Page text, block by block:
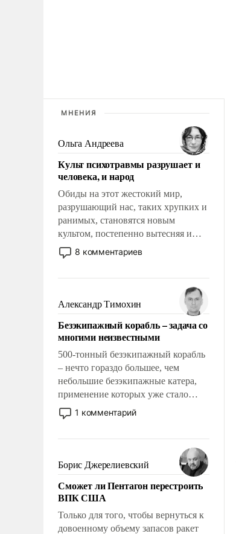
МНЕНИЯ
Ольга Андреева
Культ психотравмы разрушает и
человека, и народ
Обиды на этот жестокий мир,
разрушающий нас, таких хрупких и
ранимых, становятся новым
культом, постепенно вытесняя и
отменяя традиционное требование к
человеку – быть мужественным и
на себя ответственность, помогать
слабым, идти вперед и
адаптироваться.
8 комментариев
Александр Тимохин
Безэкипажный корабль – задача со
многими неизвестными
500-тонный безэкипажный корабль
– нечто гораздо большее, чем
небольшие безэкипажные катера,
применение которых уже стало
обыденностью. Задача по созданию
такого корабля очень сложна и
реализация радикально поднимет
наши боевые возможности.
1 комментарий
Борис Джерелиевский
Сможет ли Пентагон перестроить
ВПК США
Только для того, чтобы вернуться к
довоенному объему запасов ракет